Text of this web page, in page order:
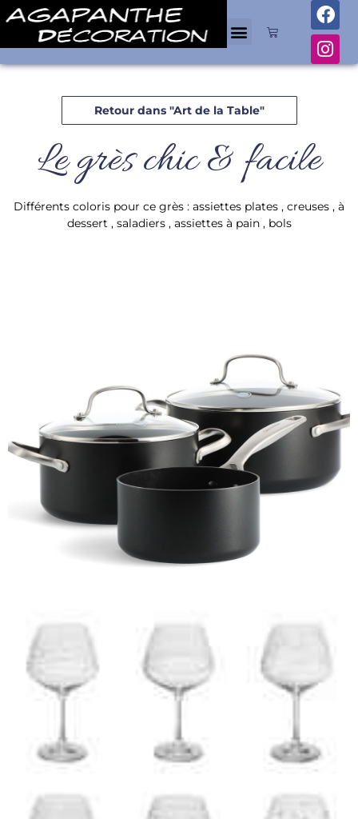
Retour dans "Art de la Table"
Le grès chic & facile
Différents coloris pour ce grès : assiettes plates , creuses , à
dessert , saladiers , assiettes à pain , bols